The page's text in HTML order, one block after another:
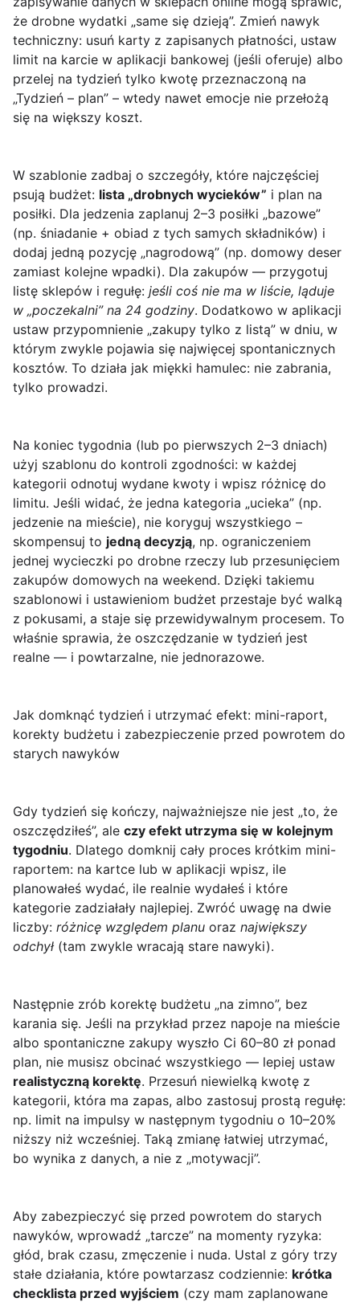
że drobne wydatki „same się dzieją”. Zmień nawyk
techniczny: usuń karty z zapisanych płatności, ustaw
limit na karcie w aplikacji bankowej (jeśli oferuje) albo
przelej na tydzień tylko kwotę przeznaczoną na
„Tydzień – plan” – wtedy nawet emocje nie przełożą
się na większy koszt.
W szablonie zadbaj o szczegóły, które najczęściej
psują budżet: lista „drobnych wycieków” i plan na
posiłki. Dla jedzenia zaplanuj 2–3 posiłki „bazowe”
(np. śniadanie + obiad z tych samych składników) i
dodaj jedną pozycję „nagrodową” (np. domowy deser
zamiast kolejne wpadki). Dla zakupów — przygotuj
listę sklepów i regułę: jeśli coś nie ma w liście, ląduje
w „poczekalni” na 24 godziny. Dodatkowo w aplikacji
ustaw przypomnienie „zakupy tylko z listą” w dniu, w
którym zwykle pojawia się najwięcej spontanicznych
kosztów. To działa jak miękki hamulec: nie zabrania,
tylko prowadzi.
Na koniec tygodnia (lub po pierwszych 2–3 dniach)
użyj szablonu do kontroli zgodności: w każdej
kategorii odnotuj wydane kwoty i wpisz różnicę do
limitu. Jeśli widać, że jedna kategoria „ucieka” (np.
jedzenie na mieście), nie koryguj wszystkiego –
skompensuj to jedną decyzją, np. ograniczeniem
jednej wycieczki po drobne rzeczy lub przesunięciem
zakupów domowych na weekend. Dzięki takiemu
szablonowi i ustawieniom budżet przestaje być walką
z pokusami, a staje się przewidywalnym procesem. To
właśnie sprawia, że oszczędzanie w tydzień jest
realne — i powtarzalne, nie jednorazowe.
Jak domknąć tydzień i utrzymać efekt: mini-raport,
korekty budżetu i zabezpieczenie przed powrotem do
starych nawyków
Gdy tydzień się kończy, najważniejsze nie jest „to, że
oszczędziłeś”, ale czy efekt utrzyma się w kolejnym
tygodniu. Dlatego domknij cały proces krótkim mini-
raportem: na kartce lub w aplikacji wpisz, ile
planowałeś wydać, ile realnie wydałeś i które
kategorie zadziałały najlepiej. Zwróć uwagę na dwie
liczby: różnicę względem planu oraz największy
odchył(tam zwykle wracają stare nawyki).
Następnie zrób korektę budżetu „na zimno”, bez
karania się. Jeśli na przykład przez napoje na mieście
albo spontaniczne zakupy wyszło Ci 60–80 zł ponad
plan, nie musisz obcinać wszystkiego — lepiej ustaw
realistyczną korektę. Przesuń niewielką kwotę z
kategorii, która ma zapas, albo zastosuj prostą regułę:
np. limit na impulsy w następnym tygodniu o 10–20%
niższy niż wcześniej. Taką zmianę łatwiej utrzymać,
bo wynika z danych, a nie z „motywacji”.
Aby zabezpieczyć się przed powrotem do starych
nawyków, wprowadź „tarcze” na momenty ryzyka:
głód, brak czasu, zmęczenie i nuda. Ustal z góry trzy
stałe działania, które powtarzasz codziennie: krótka
checklista przed wyjściem (czy mam zaplanowane